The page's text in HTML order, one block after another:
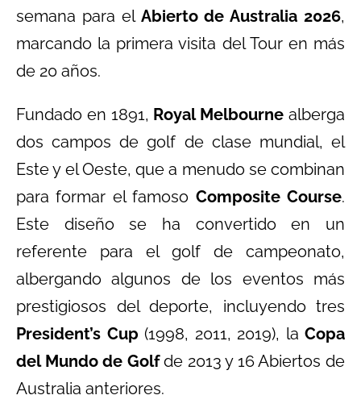
semana para el Abierto de Australia 2026,
marcando la primera visita del Tour en más
de 20 años.
Fundado en 1891, Royal Melbourne alberga
dos campos de golf de clase mundial, el
Este y el Oeste, que a menudo se combinan
para formar el famoso Composite Course.
Este diseño se ha convertido en un
referente para el golf de campeonato,
albergando algunos de los eventos más
prestigiosos del deporte, incluyendo tres
President’s Cup (1998, 2011, 2019), la Copa
del Mundo de Golfde 2013 y 16 Abiertos de
Australia anteriores.